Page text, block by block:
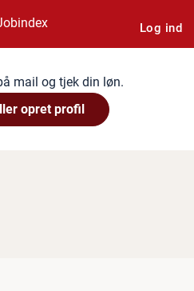
Log ind
mail og tjek din løn.
opret profil